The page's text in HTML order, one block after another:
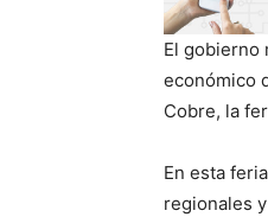
El gobierno
económico
Cobre, la
En esta
regionales